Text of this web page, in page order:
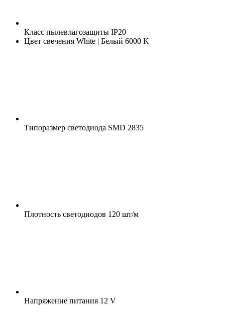
Класс пылевлагозащиты IP20
Цвет свечения White | Белый 6000 K
Типоразмер светодиода SMD 2835
Плотность светодиодов 120 шт/м
Напряжение питания 12 V